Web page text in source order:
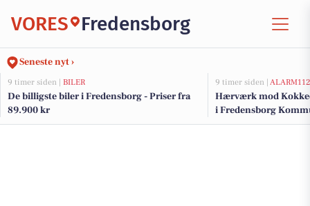
VORES Fredensborg
Seneste nyt ›
9 timer siden | BILER
De billigste biler i Fredensborg - Priser fra
89.900 kr
9 timer siden | ALARM112
Hærværk mod
i Fredensborg